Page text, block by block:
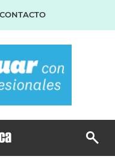
CONTACTO